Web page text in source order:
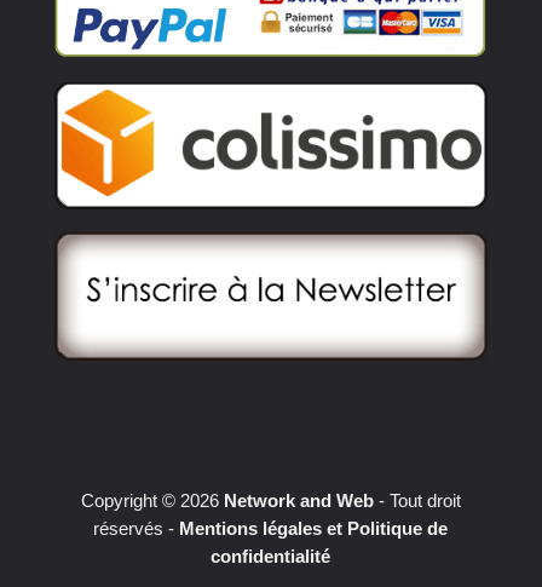
Copyright © 2026 Network and Web- Tout droit
réservés - Mentions légales et Politique de
confidentialité